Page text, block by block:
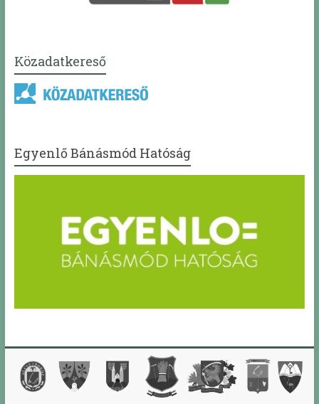
Közadatkereső
Egyenlő Bánásmód Hatóság